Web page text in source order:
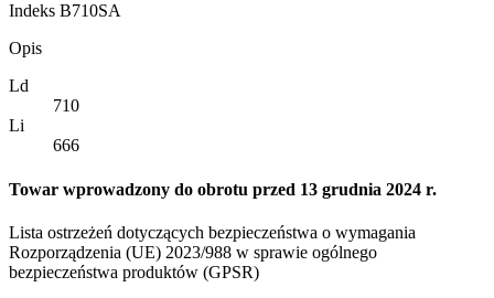
Indeks B710SA
Opis
Ld
710
Li
666
Towar wprowadzony do obrotu przed 13 grudnia 2024 r.
Lista ostrzeżeń dotyczących bezpieczeństwa o wymagania
Rozporządzenia (UE) 2023/988 w sprawie ogólnego
bezpieczeństwa produktów (GPSR)